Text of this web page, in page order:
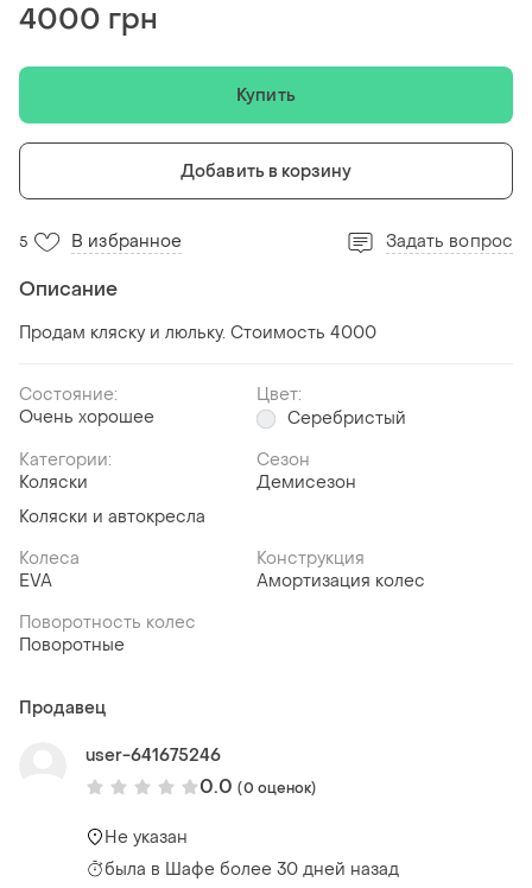
4000 грн
Купить
Добавить в корзину
5 В избранное Задать вопрос
Описание
Продам кляску и люльку. Стоимость 4000
Состояние:
Очень хорошее
Цвет:
Серебристый
Категории:
Коляски
Коляски и автокресла
Сезон
Демисезон
Колеса
EVA
Конструкция
Амортизация колес
Поворотность колес
Поворотные
Продавец
user-641675246
0.0 (0 оценок)
Не указан
была в Шафе более 30 дней назад